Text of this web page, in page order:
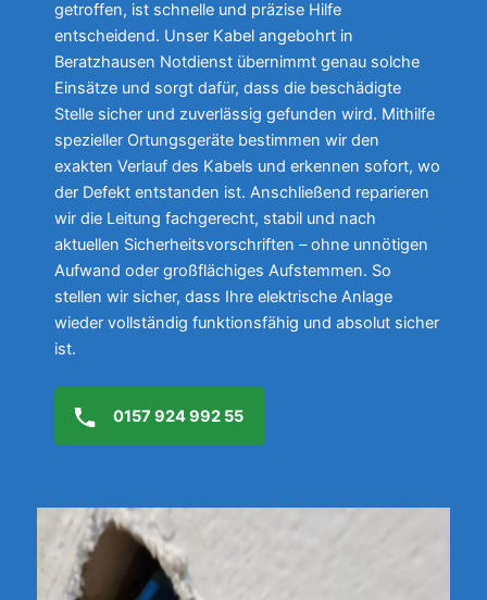
getroffen, ist schnelle und präzise Hilfe
entscheidend. Unser Kabel angebohrt in
Beratzhausen Notdienst übernimmt genau solche
Einsätze und sorgt dafür, dass die beschädigte
Stelle sicher und zuverlässig gefunden wird. Mithilfe
spezieller Ortungsgeräte bestimmen wir den
exakten Verlauf des Kabels und erkennen sofort, wo
der Defekt entstanden ist. Anschließend reparieren
wir die Leitung fachgerecht, stabil und nach
aktuellen Sicherheitsvorschriften – ohne unnötigen
Aufwand oder großflächiges Aufstemmen. So
stellen wir sicher, dass Ihre elektrische Anlage
wieder vollständig funktionsfähig und absolut sicher
ist.
0157 924 992 55